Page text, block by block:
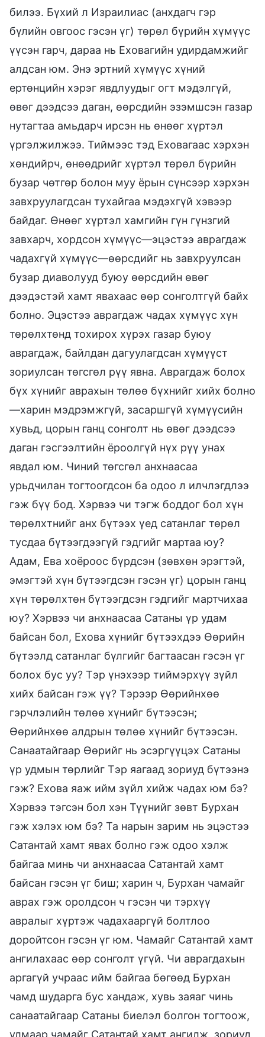
билээ. Бүхий л Израилиас (анхдагч гэр
бүлийн овгоос гэсэн үг) төрөл бүрийн хүмүүс
үүсэн гарч, дараа нь Еховагийн удирдамжийг
алдсан юм. Энэ эртний хүмүүс хүний
ертөнцийн хэрэг явдлуудыг огт мэдэлгүй,
өвөг дээдсээ даган, өөрсдийн эзэмшсэн газар
нутагтаа амьдарч ирсэн нь өнөөг хүртэл
үргэлжилжээ. Тиймээс тэд Еховагаас хэрхэн
хөндийрч, өнөөдрийг хүртэл төрөл бүрийн
бузар чөтгөр болон муу ёрын сүнсээр хэрхэн
завхруулагдсан тухайгаа мэдэхгүй хэвээр
байдаг. Өнөөг хүртэл хамгийн гүн гүнзгий
завхарч, хордсон хүмүүс—эцэстээ аврагдаж
чадахгүй хүмүүс—өөрсдийг нь завхруулсан
бузар диаволууд буюу өөрсдийн өвөг
дээдэстэй хамт явахаас өөр сонголтгүй байх
болно. Эцэстээ аврагдаж чадах хүмүүс хүн
төрөлхтөнд тохирох хүрэх газар буюу
аврагдаж, байлдан дагуулагдсан хүмүүст
зориулсан төгсгөл рүү явна. Аврагдаж болох
бүх хүнийг аврахын төлөө бүхнийг хийх болно
—харин мэдрэмжгүй, засаршгүй хүмүүсийн
хувьд, цорын ганц сонголт нь өвөг дээдсээ
даган гэсгээлтийн ёроолгүй нүх рүү унах
явдал юм. Чиний төгсгөл анхнаасаа
урьдчилан тогтоогдсон ба одоо л илчлэгдлээ
гэж бүү бод. Хэрвээ чи тэгж боддог бол хүн
төрөлхтнийг анх бүтээх үед сатанлаг төрөл
тусдаа бүтээгдээгүй гэдгийг мартаа юу?
Адам, Ева хоёроос бүрдсэн (зөвхөн эрэгтэй,
эмэгтэй хүн бүтээгдсэн гэсэн үг) цорын ганц
хүн төрөлхтөн бүтээгдсэн гэдгийг мартчихаа
юу? Хэрвээ чи анхнаасаа Сатаны үр удам
байсан бол, Ехова хүнийг бүтээхдээ Өөрийн
бүтээлд сатанлаг бүлгийг багтаасан гэсэн үг
болох бус уу? Тэр үнэхээр тиймэрхүү зүйл
хийх байсан гэж үү? Тэрээр Өөрийнхөө
гэрчлэлийн төлөө хүнийг бүтээсэн;
Өөрийнхөө алдрын төлөө хүнийг бүтээсэн.
Санаатайгаар Өөрийг нь эсэргүүцэх Сатаны
үр удмын төрлийг Тэр яагаад зориуд бүтээнэ
гэж? Ехова яаж ийм зүйл хийж чадах юм бэ?
Хэрвээ тэгсэн бол хэн Түүнийг зөвт Бурхан
гэж хэлэх юм бэ? Та нарын зарим нь эцэстээ
Сатантай хамт явах болно гэж одоо хэлж
байгаа минь чи анхнаасаа Сатантай хамт
байсан гэсэн үг биш; харин ч, Бурхан чамайг
аврах гэж оролдсон ч гэсэн чи тэрхүү
авралыг хүртэж чадахааргүй болтлоо
доройтсон гэсэн үг юм. Чамайг Сатантай хамт
ангилахаас өөр сонголт үгүй. Чи аврагдахын
аргагүй учраас ийм байгаа бөгөөд Бурхан
чамд шударга бус хандаж, хувь заяаг чинь
санаатайгаар Сатаны биелэл болгон тогтоож,
улмаар чамайг Сатантай хамт ангилж, зориуд